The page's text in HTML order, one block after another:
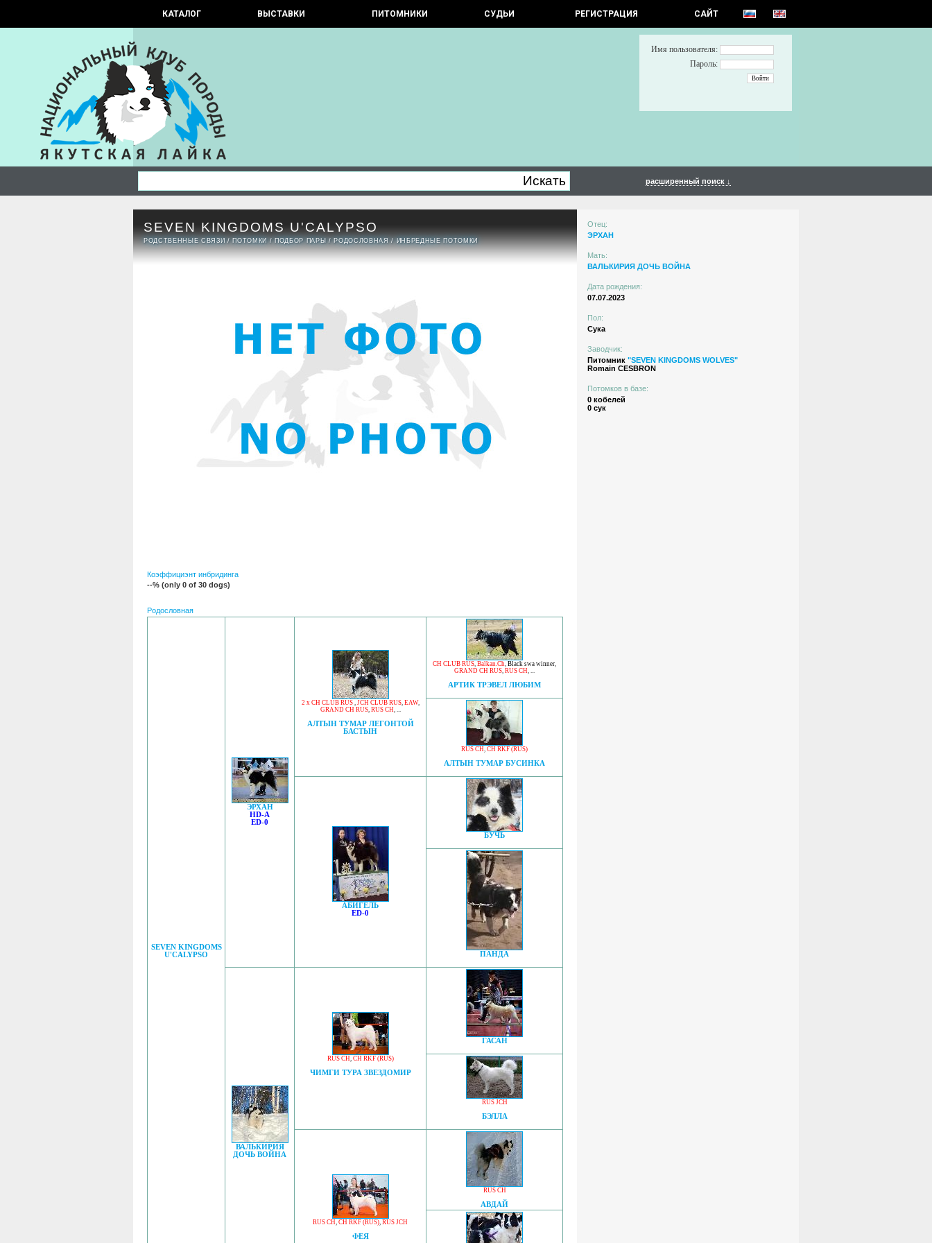
КАТАЛОГ ВЫСТАВКИ ПИТОМНИКИ СУДЬИ РЕГИСТРАЦИЯ САЙТ
Имя пользователя:
Пароль:
расширенный поиск ↓
SEVEN KINGDOMS U'CALYPSO
РОДСТВЕННЫЕ СВЯЗИ /ПОТОМКИ /ПОДБОР ПАРЫ /РОДОСЛОВНАЯ /ИНБРЕДНЫЕ ПОТОМКИ
Коэффициэнт инбридинга
--% (only 0 of 30 dogs)
Родословная
SEVEN KINGDOMS
U'CALYPSO
ЭРХАН
HD-A
ED-0
2 x CH CLUB RUS, JCH CLUB RUS, EAW,
GRAND CH RUS, RUS CH, ...
АЛТЫН ТУМАР ЛЕГОНТОЙ
БАСТЫН
CH CLUB RUS, Balkan.Ch, Black swa winner,
GRAND CH RUS, RUS CH, ...
АРТИК ТРЭВЕЛ ЛЮБИМ
RUS CH, CH RKF (RUS)
АЛТЫН ТУМАР БУСИНКА
АБИГЕЛЬ
ED-0
БУЧЬ
ПАНДА
ВАЛЬКИРИЯ
ДОЧЬ ВОЙНА
RUS CH, CH RKF (RUS)
ЧИМГИ ТУРА ЗВЕЗДОМИР
ГАСАН
RUS JCH
БЭЛЛА
RUS CH, CH RKF (RUS), RUS JCH
ФЕЯ
RUS CH
АВДАЙ
Отец:
ЭРХАН
Мать:
ВАЛЬКИРИЯ ДОЧЬ ВОЙНА
Дата рождения:
07.07.2023
Пол:
Сука
Заводчик:
Питомник "SEVEN KINGDOMS WOLVES"
Romain CESBRON
Потомков в базе:
0 кобелей
0 сук